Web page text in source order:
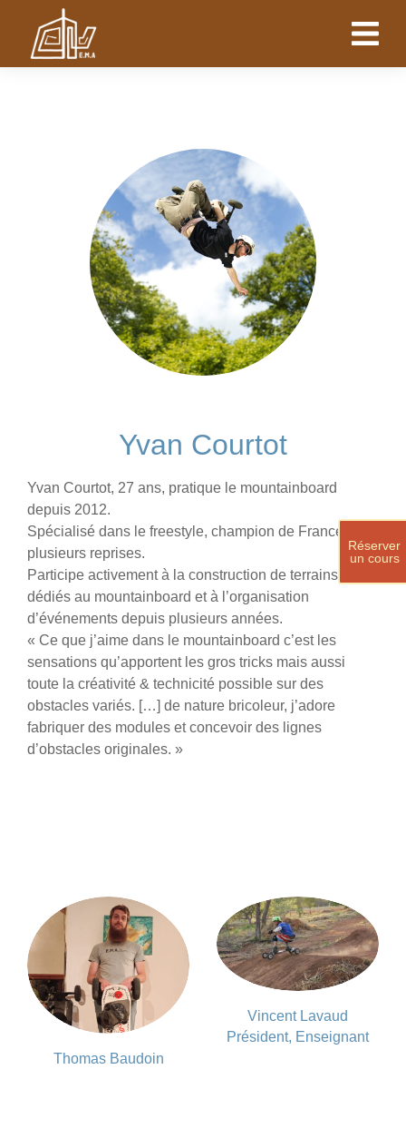
Réserver
un cours
Yvan Courtot
Yvan Courtot, 27 ans, pratique le mountainboard
depuis 2012.
Spécialisé dans le freestyle, champion de France à
plusieurs reprises.
Participe activement à la construction de terrains
dédiés au mountainboard et à l’organisation
d’événements depuis plusieurs années.
« Ce que j’aime dans le mountainboard c’est les
sensations qu’apportent les gros tricks mais aussi
toute la créativité & technicité possible sur des
obstacles variés. […] de nature bricoleur, j’adore
fabriquer des modules et concevoir des lignes
d’obstacles originales. »
Thomas Baudoin
Vincent Lavaud
Président, Enseignant